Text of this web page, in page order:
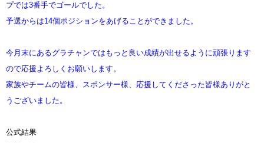
プでは3番手でゴールでした。
予選からは14個ポジションをあげることができました。
今月末にあるグラチャンではもっと良い成績が出せるように頑張ります
ので応援よろしくお願いします。
家族やチームの皆様、スポンサー様、応援してくださった皆様ありがと
うございました。
公式結果